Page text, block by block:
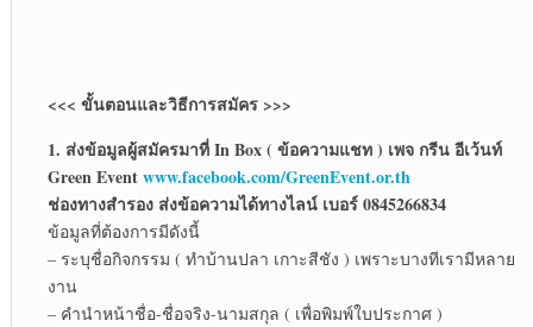
<<< ขั้นตอนและวิธีการสมัคร >>>
1. ส่งข้อมูลผู้สมัครมาที่ In Box ( ข้อความแชท ) เพจ กรีน อีเว้นท์
Green Eventwww.facebook.com/GreenEvent.or.th
ช่องทางสำรอง ส่งข้อความได้ทางไลน์ เบอร์ 0845266834
ข้อมูลที่ต้องการมีดังนี้
– ระบุชื่อกิจกรรม ( ทำบ้านปลา เกาะสีชัง ) เพราะบางทีเรามีหลาย
งาน
– คำนำหน้าชื่อ-ชื่อจริง-นามสกุล ( เพื่อพิมพ์ใบประกาศ )